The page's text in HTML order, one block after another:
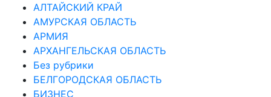
АЛТАЙСКИЙ КРАЙ
АМУРСКАЯ ОБЛАСТЬ
АРМИЯ
АРХАНГЕЛЬСКАЯ ОБЛАСТЬ
Без рубрики
БЕЛГОРОДСКАЯ ОБЛАСТЬ
БИЗНЕС